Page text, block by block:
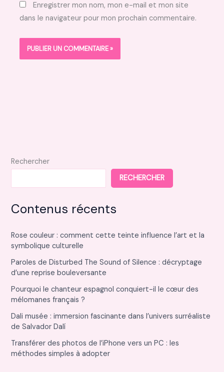
Enregistrer mon nom, mon e-mail et mon site
dans le navigateur pour mon prochain commentaire.
Rechercher
RECHERCHER
Contenus récents
Rose couleur : comment cette teinte influence l’art et la
symbolique culturelle
Paroles de Disturbed The Sound of Silence : décryptage
d’une reprise bouleversante
Pourquoi le chanteur espagnol conquiert-il le cœur des
mélomanes français ?
Dali musée : immersion fascinante dans l’univers surréaliste
de Salvador Dalí
Transférer des photos de l’iPhone vers un PC : les
méthodes simples à adopter